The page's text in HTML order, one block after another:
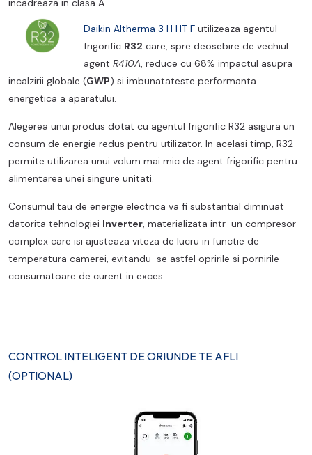
incadreaza in clasa A.
Daikin Altherma 3 H HT F utilizeaza agentul
frigorific R32 care, spre deosebire de vechiul
agent R410A, reduce cu 68% impactul asupra
incalzirii globale (GWP) si imbunatateste performanta
energetica a aparatului.
Alegerea unui produs dotat cu agentul frigorific R32 asigura un
consum de energie redus pentru utilizator. In acelasi timp, R32
permite utilizarea unui volum mai mic de agent frigorific pentru
alimentarea unei singure unitati.
Consumul tau de energie electrica va fi substantial diminuat
datorita tehnologiei Inverter, materializata intr-un compresor
complex care isi ajusteaza viteza de lucru in functie de
temperatura camerei, evitandu-se astfel opririle si pornirile
consumatoare de curent in exces.
CONTROL INTELIGENT DE ORIUNDE TE AFLI
(OPTIONAL)